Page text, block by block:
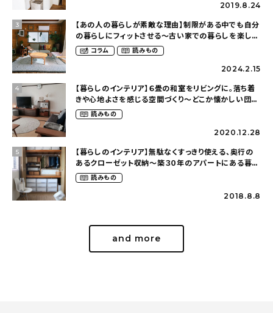
2019.8.24
3
【あの人の暮らしが素敵な理由】制限がある中でも自分
の暮らしにフィットさせる〜古い家での暮らしを楽しむ
（idasanchiさん）
コラム 読みもの
2024.2.15
4
【暮らしのインテリア】６畳の和室をリビングに。落ち着
きや心地よさを感じる空間づくり〜どこか懐かしい団地
暮らし（fumi4511さん）
読みもの
2020.12.28
5
【暮らしのインテリア】無駄なくすっきり使える、奥行の
あるクローゼット収納〜築３０年のアパートにある暮ら
し（mari_ppe_さん）
読みもの
2018.8.8
and more